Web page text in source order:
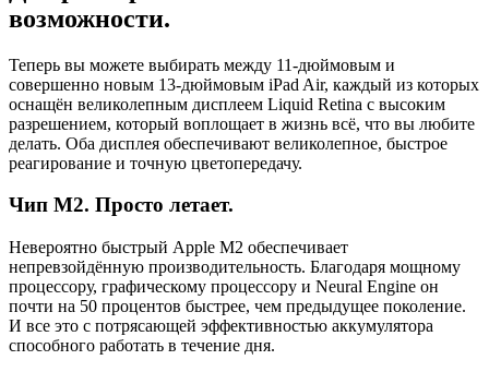
возможности.
Теперь вы можете выбирать между 11-дюймовым и
совершенно новым 13-дюймовым iPad Air, каждый из которых
оснащён великолепным дисплеем Liquid Retina с высоким
разрешением, который воплощает в жизнь всё, что вы любите
делать. Оба дисплея обеспечивают великолепное, быстрое
реагирование и точную цветопередачу.
Чип M2. Просто летает.
Невероятно быстрый Apple M2 обеспечивает
непревзойдённую производительность. Благодаря мощному
процессору, графическому процессору и Neural Engine он
почти на 50 процентов быстрее, чем предыдущее поколение.
И все это с потрясающей эффективностью аккумулятора
способного работать в течение дня.